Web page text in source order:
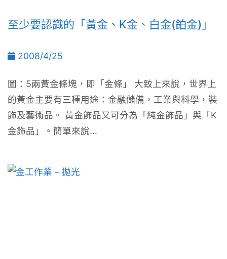
至少要認識的「黃金、K金、白金(鉑金)」
2008/4/25
圖：5兩黃金條塊，即「金條」 大致上來說，世界上
的黃金主要有三種用途：金融儲備，工業與科學，裝
飾及藝術品。 黃金飾品又可分為「純金飾品」與「K
金飾品」。簡單來說...